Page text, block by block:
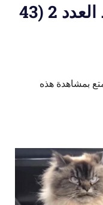
صور الفتيات الجميلات. العدد 2 (43
بمشاهدة هذه